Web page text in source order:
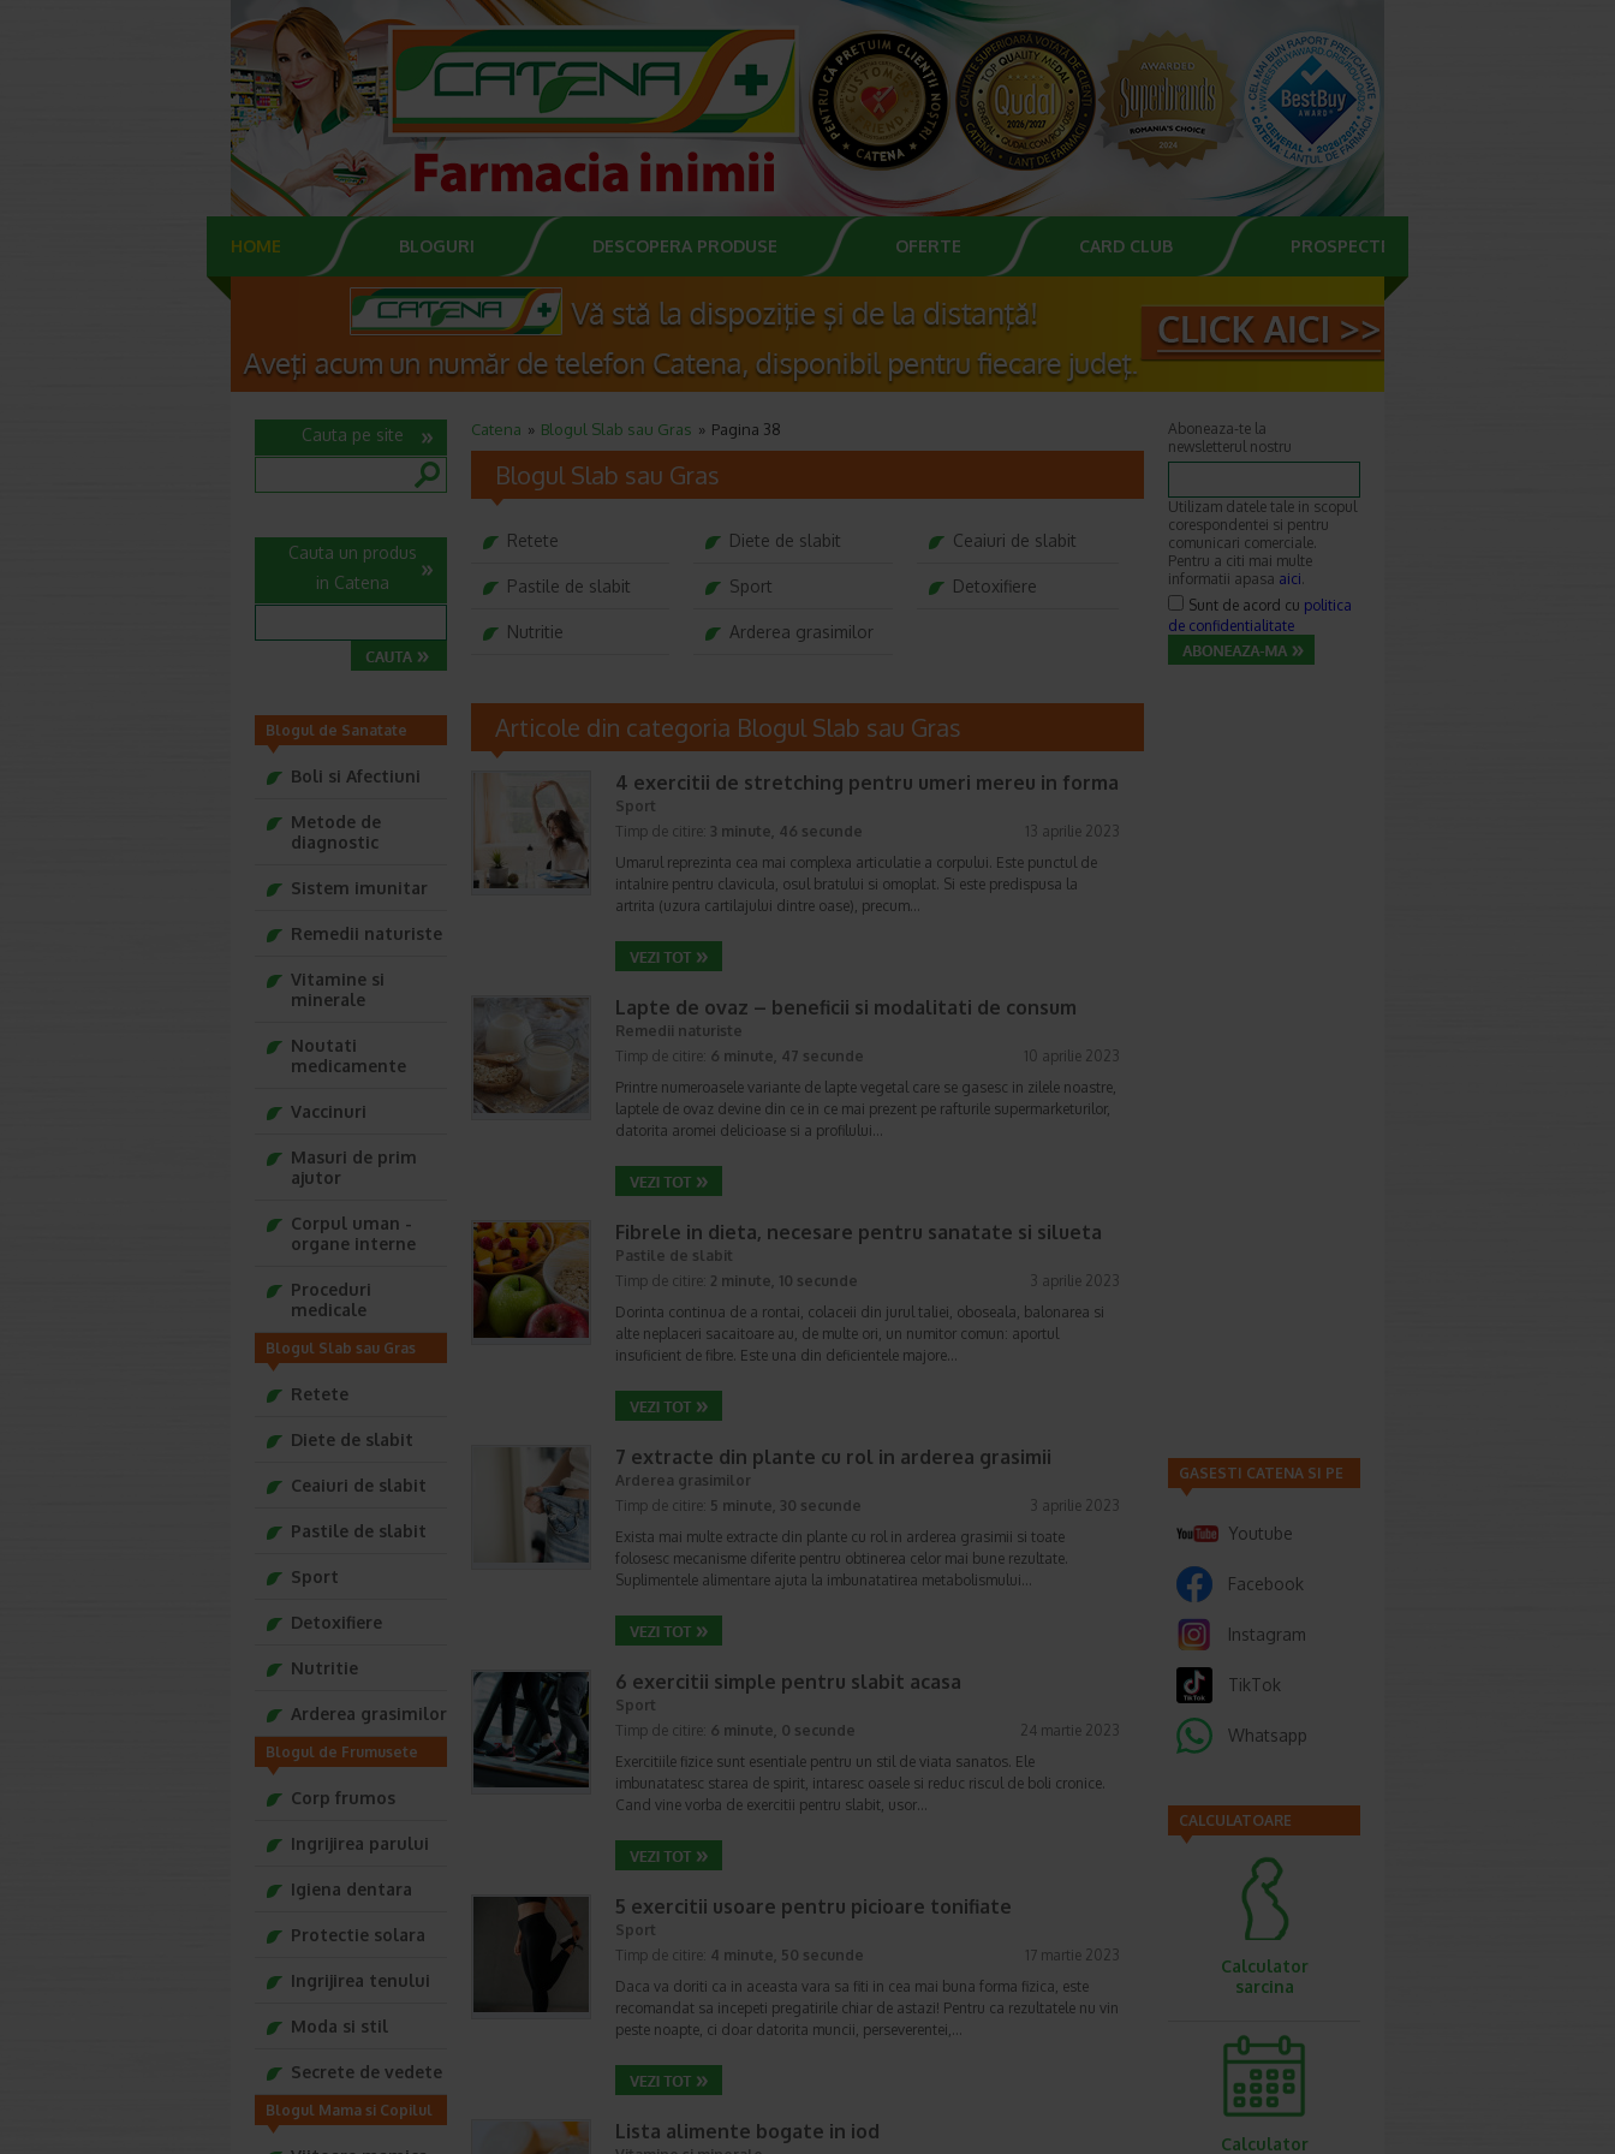
HOME BLOGURI DESCOPERA PRODUSE OFERTE CARD CLUB PROSPECTE
Catena Blogul Slab sau Gras Pagina 38
Blogul Slab sau Gras
Retete Diete de slabit Ceaiuri de slabit
Pastile de slabit Sport Detoxifiere
Nutritie Arderea grasimilor
Articole din categoria Blogul Slab sau Gras
4 exercitii de stretching pentru umeri mereu in forma
Sport
Timp de citire: 3 minute, 46 secunde
13 aprilie 2023
Umarul reprezinta cea mai complexa articulatie a corpului. Este punctul de
intalnire pentru clavicula, osul bratului si omoplat. Si este predispusa la
artrita (uzura cartilajului dintre oase), precum…
Lapte de ovaz – beneficii si modalitati de consum
Remedii naturiste
Timp de citire: 6 minute, 47 secunde
10 aprilie 2023
Printre numeroasele variante de lapte vegetal care se gasesc in zilele noastre,
laptele de ovaz devine din ce in ce mai prezent pe rafturile supermarketurilor,
datorita aromei delicioase si a profilului…
Fibrele in dieta, necesare pentru sanatate si silueta
Pastile de slabit
Timp de citire: 2 minute, 10 secunde
3 aprilie 2023
Dorinta continua de a rontai, colaceii din jurul taliei, oboseala, balonarea si
alte neplaceri sacaitoare au, de multe ori, un numitor comun: aportul
insuficient de fibre. Este una din deficientele majore…
7 extracte din plante cu rol in arderea grasimii
Arderea grasimilor
Timp de citire: 5 minute, 30 secunde
3 aprilie 2023
Exista mai multe extracte din plante cu rol in arderea grasimii si toate
folosesc mecanisme diferite pentru obtinerea celor mai bune rezultate.
Suplimentele alimentare ajuta la imbunatatirea metabolismului…
6 exercitii simple pentru slabit acasa
Sport
Timp de citire: 6 minute, 0 secunde
24 martie 2023
Exercitiile fizice sunt esentiale pentru un stil de viata sanatos. Ele
imbunatatesc starea de spirit, intaresc oasele si reduc riscul de boli cronice.
Cand vine vorba de exercitii pentru slabit, usor…
5 exercitii usoare pentru picioare tonifiate
Sport
Timp de citire: 4 minute, 50 secunde
17 martie 2023
Daca va doriti ca in aceasta vara sa fiti in cea mai buna forma fizica, este
recomandat sa incepeti pregatirile chiar de astazi! Pentru ca rezultatele nu vin
peste noapte, ci doar datorita muncii, perseverentei,…
Lista alimente bogate in iod
Cauta pe site
Cauta un produs
in Catena
Blogul de Sanatate
Boli si Afectiuni
Metode de
diagnostic
Sistem imunitar
Remedii naturiste
Vitamine si
minerale
Noutati
medicamente
Vaccinuri
Masuri de prim
ajutor
Corpul uman -
organe interne
Proceduri
medicale
Blogul Slab sau Gras
Retete
Diete de slabit
Ceaiuri de slabit
Pastile de slabit
Sport
Detoxifiere
Nutritie
Arderea grasimilor
Blogul de Frumusete
Corp frumos
Ingrijirea parului
Igiena dentara
Protectie solara
Ingrijirea tenului
Moda si stil
Secrete de vedete
Blogul Mama si Copilul
Aboneaza-te la
newsletterul nostru
Utilizam datele tale in scopul
corespondentei si pentru
comunicari comerciale.
Pentru a citi mai multe
informatii apasa aici.
Sunt de acord cu politica
de confidentialitate
GASESTI CATENA SI PE
Youtube
Facebook
Instagram
TikTok
Whatsapp
CALCULATOARE
Calculator
sarcina
Calculator